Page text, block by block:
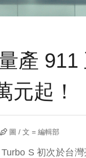
產 911
元起！
圖 / 文 = 編輯部
S 初次於台